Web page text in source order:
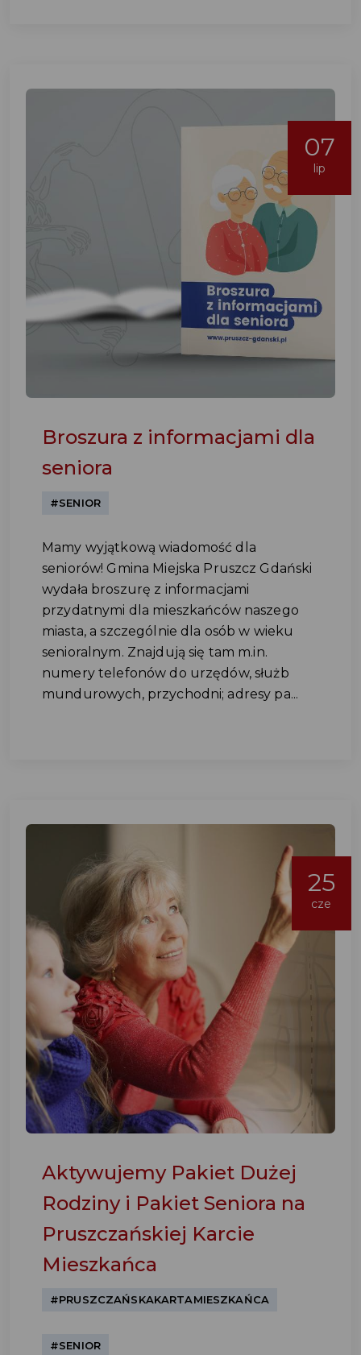
07
lip
Broszura z informacjami dla
seniora
#SENIOR
Mamy wyjątkową wiadomość dla
seniorów! Gmina Miejska Pruszcz Gdański
wydała broszurę z informacjami
przydatnymi dla mieszkańców naszego
miasta, a szczególnie dla osób w wieku
senioralnym. Znajdują się tam m.in.
numery telefonów do urzędów, służb
mundurowych, przychodni; adresy pa...
25
cze
Aktywujemy Pakiet Dużej
Rodziny i Pakiet Seniora na
Pruszczańskiej Karcie
Mieszkańca
#PRUSZCZAŃSKAKARTAMIESZKAŃCA
#SENIOR